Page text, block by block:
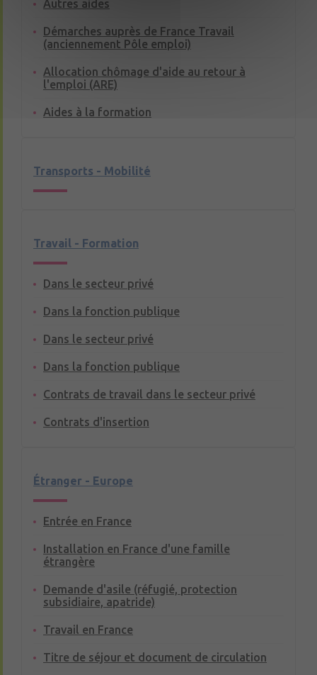
Autres aides
Démarches auprès de France Travail
(anciennement Pôle emploi)
Allocation chômage d'aide au retour à
l'emploi (ARE)
Aides à la formation
Transports - Mobilité
Travail - Formation
Dans le secteur privé
Dans la fonction publique
Dans le secteur privé
Dans la fonction publique
Contrats de travail dans le secteur privé
Contrats d'insertion
Étranger - Europe
Entrée en France
Installation en France d'une famille
étrangère
Demande d'asile (réfugié, protection
subsidiaire, apatride)
Travail en France
Titre de séjour et document de circulation